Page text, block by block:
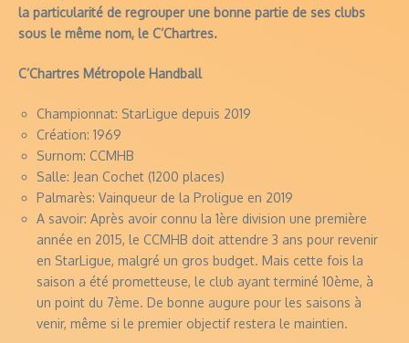
la particularité de regrouper une bonne partie de ses clubs
sous le même nom, le C’Chartres.
C’Chartres Métropole Handball
Championnat: StarLigue depuis 2019
Création: 1969
Surnom: CCMHB
Salle: Jean Cochet (1200 places)
Palmarès: Vainqueur de la Proligue en 2019
A savoir: Après avoir connu la 1ère division une première
année en 2015, le CCMHB doit attendre 3 ans pour revenir
en StarLigue, malgré un gros budget. Mais cette fois la
saison a été prometteuse, le club ayant terminé 10ème, à
un point du 7ème. De bonne augure pour les saisons à
venir, même si le premier objectif restera le maintien.